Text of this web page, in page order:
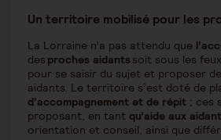
Un territoire mobilisé pour les
La Lorraine n’a pas attendu que
des proches aidants soit sous les
pour se saisir du sujet et proposer
aidants. Le territoire s’est doté de
d’accompagnement et de répit ; ces
proposant, en tant qu’aide aux
orientation et conseil, ainsi que